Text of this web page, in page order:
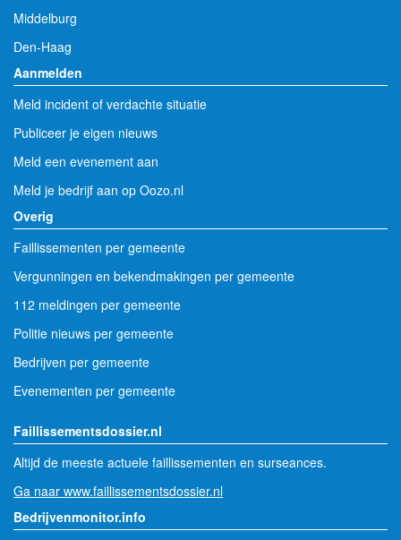
Middelburg
Den-Haag
Aanmelden
Meld incident of verdachte situatie
Publiceer je eigen nieuws
Meld een evenement aan
Meld je bedrijf aan op Oozo.nl
Overig
Faillissementen per gemeente
Vergunningen en bekendmakingen per gemeente
112 meldingen per gemeente
Politie nieuws per gemeente
Bedrijven per gemeente
Evenementen per gemeente
Faillissementsdossier.nl
Altijd de meeste actuele faillissementen en surseances.
Ga naar www.faillissementsdossier.nl
Bedrijvenmonitor.info